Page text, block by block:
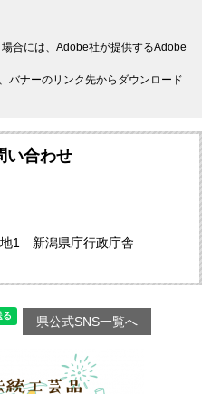
合には、Adobe社が提供するAdobe
バナーのリンク先からダウンロード
い合わせ
地1 新潟県庁行政庁舎
県公式SNS一覧へ